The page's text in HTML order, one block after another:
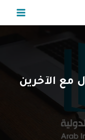
مع الآخرين